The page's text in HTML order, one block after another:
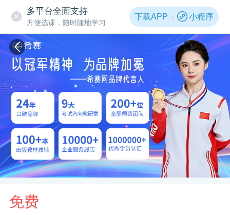
多平台全面支持
方便选课，随时随地学习
下载APP 小程序
免费